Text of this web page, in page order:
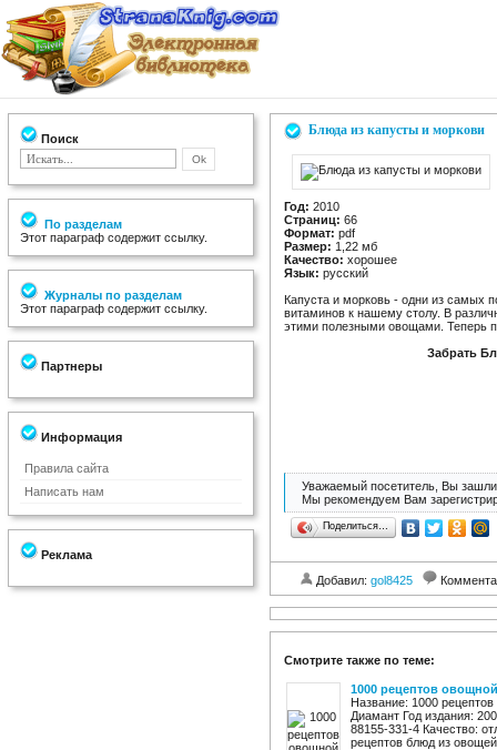
Поиск
По разделам
Этот параграф содержит ссылку.
Журналы по разделам
Этот параграф содержит ссылку.
Партнеры
Информация
Правила сайта
Написать нам
Реклама
Блюда из капусты и моркови
Год: 2010
Страниц: 66
Формат: pdf
Размер: 1,22 мб
Качество: хорошее
Язык: русский
Капуста и морковь - одни из самых
витаминов к нашему столу. В
этими полезными овощами. Теперь
Забрать
Уважаемый посетитель, Вы зашли
Мы рекомендуем Вам
Поделиться…
Добавил: gol8425
Смотрите также по теме:
1000 рецептов
Название: 1000
Диамант Год издания:
88155-331-4 Качество:
рецептов блюд из